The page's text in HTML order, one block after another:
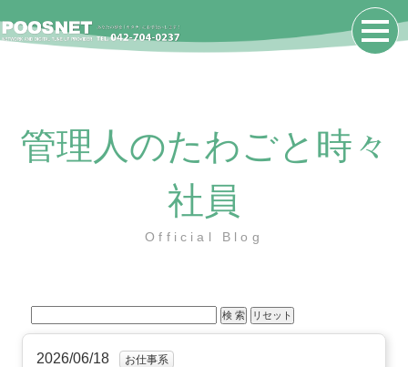
管理人のたわごと時々
社員
Official Blog
2026/06/18 お仕事系